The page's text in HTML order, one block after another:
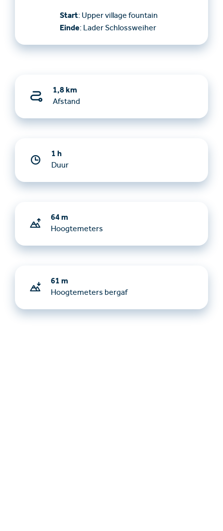
Start: Upper village fountain
Einde: Lader Schlossweiher
1,8 km
Afstand
1 h
Duur
64 m
Hoogtemeters
61 m
Hoogtemeters bergaf